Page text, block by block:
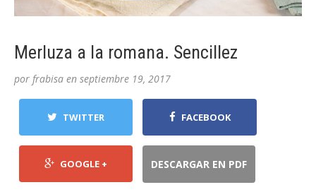
Merluza a la romana. Sencillez
por frabisa en septiembre 19, 2017
TWITTER FACEBOOK
GOOGLE + DESCARGAR EN PDF